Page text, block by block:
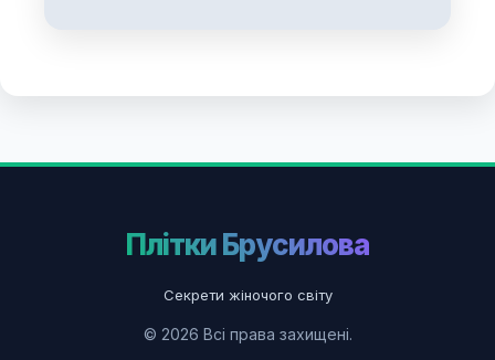
Плітки Брусилова
Секрети жіночого світу
© 2026 Всі права захищені.